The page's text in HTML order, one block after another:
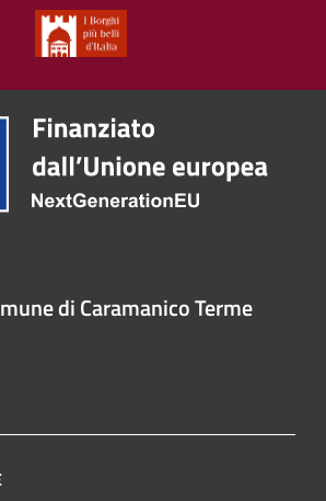
di Caramanico Terme